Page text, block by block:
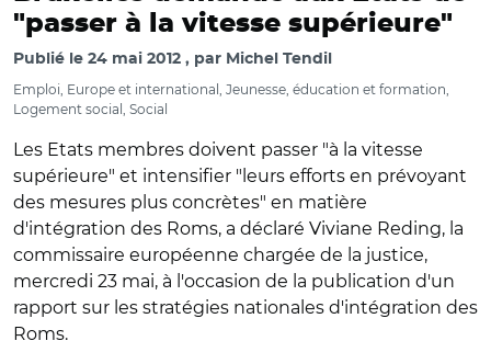
"passer à la vitesse supérieure"
Publié le 24 mai 2012 par Michel Tendil
Emploi, Europe et international, Jeunesse, éducation et formation,
Logement social, Social
Les Etats membres doivent passer "à la vitesse
supérieure" et intensifier "leurs efforts en prévoyant
des mesures plus concrètes" en matière
d'intégration des Roms, a déclaré Viviane Reding, la
commissaire européenne chargée de la justice,
mercredi 23 mai, à l'occasion de la publication d'un
rapport sur les stratégies nationales d'intégration des
Roms.